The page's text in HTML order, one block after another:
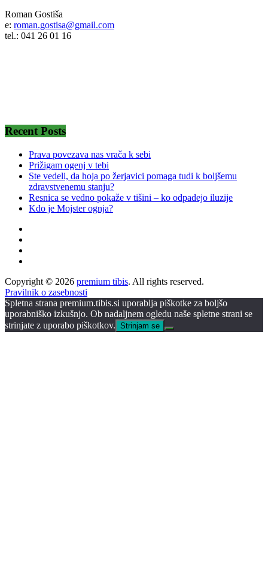
Roman Gostiša
e: roman.gostisa@gmail.com
tel.: 041 26 01 16
Recent Posts
Prava povezava nas vrača k sebi
Prižigam ogenj v tebi
Ste vedeli, da hoja po žerjavici pomaga tudi k boljšemu
zdravstvenemu stanju?
Resnica se vedno pokaže v tišini – ko odpadejo iluzije
Kdo je Mojster ognja?
Copyright © 2026 premium tibis. All rights reserved.
Pravilnik o zasebnosti
Spletna strana premium.tibis.si uporablja piškotke za boljšo
uporabniško izkušnjo. Ob nadaljnem ogledu naše spletne strani se
strinjate z uporabo piškotkov. Strinjam se